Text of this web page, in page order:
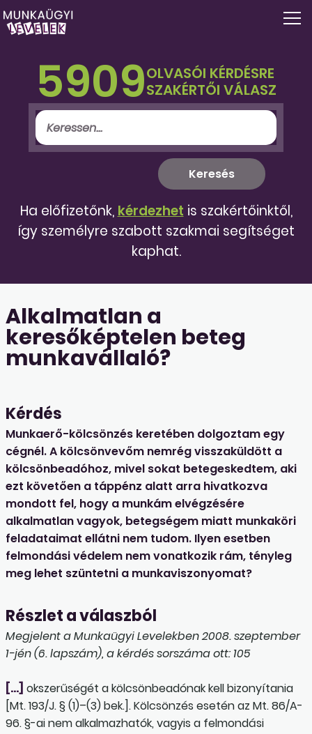
5909OLVASÓI KÉRDÉSRE
SZAKÉRTŐI VÁLASZ
Ha előfizetőnk, kérdezhet is szakértőinktől,
így személyre szabott szakmai segítséget
kaphat.
Alkalmatlan a
keresőképtelen beteg
munkavállaló?
Kérdés
Munkaerő-kölcsönzés keretében dolgoztam egy
cégnél. A kölcsönvevőm nemrég visszaküldött a
kölcsönbeadóhoz, mivel sokat betegeskedtem, aki
ezt követően a táppénz alatt arra hivatkozva
mondott fel, hogy a munkám elvégzésére
alkalmatlan vagyok, betegségem miatt munkaköri
feladataimat ellátni nem tudom. Ilyen esetben
felmondási védelem nem vonatkozik rám, tényleg
meg lehet szüntetni a munkaviszonyomat?
Részlet a válaszból
Megjelent a Munkaügyi Levelekben 2008. szeptember
1-jén (6. lapszám), a kérdés sorszáma ott: 105
[…] okszerűségét a kölcsönbeadónak kell bizonyítania
[Mt. 193/J. § (1)–(3) bek.]. Kölcsönzés esetén az Mt. 86/A-
96. §-ai nem alkalmazhatók, vagyis a felmondási